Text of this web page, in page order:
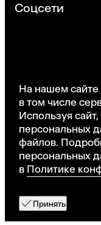
На нашем
в том числе
Используя
персональных
файлов.
персональных
в Политике
Принять
Соцсети
Москва,
©ONY. Все